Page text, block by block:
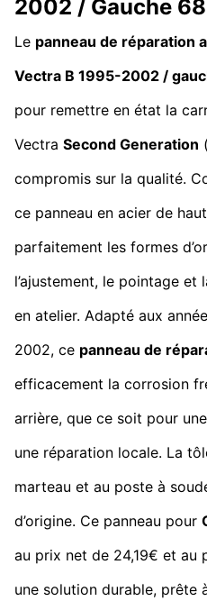
2002 / Gauche
Le panneau de réparation
Vectra B 1995-2002 /
pour remettre en état la
Vectra Second Generation (
compromis sur la qualité.
ce panneau en acier de
parfaitement les formes
l’ajustement, le pointage
en atelier. Adapté aux
2002, ce panneau de
efficacement la corrosion
arrière, que ce soit pour
une réparation locale. La
marteau et au poste à
d’origine. Ce panneau pour
au prix net de 24,19€ et au
une solution durable, prête